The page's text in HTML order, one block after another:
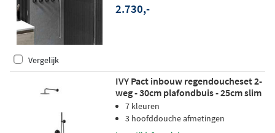
2.730,-
Vergelijk
IVY Pact inbouw regendoucheset 2-
weg - 30cm plafondbuis - 25cm slim
hoofddouche rond - glijstang -
staafhanddouche - zwart chroom
7 kleuren
3 hoofddouche afmetingen